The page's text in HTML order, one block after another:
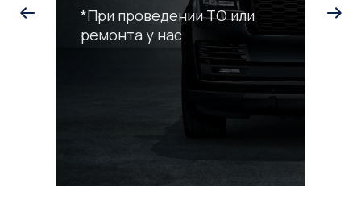
*При проведении ТО или
ремонта у нас